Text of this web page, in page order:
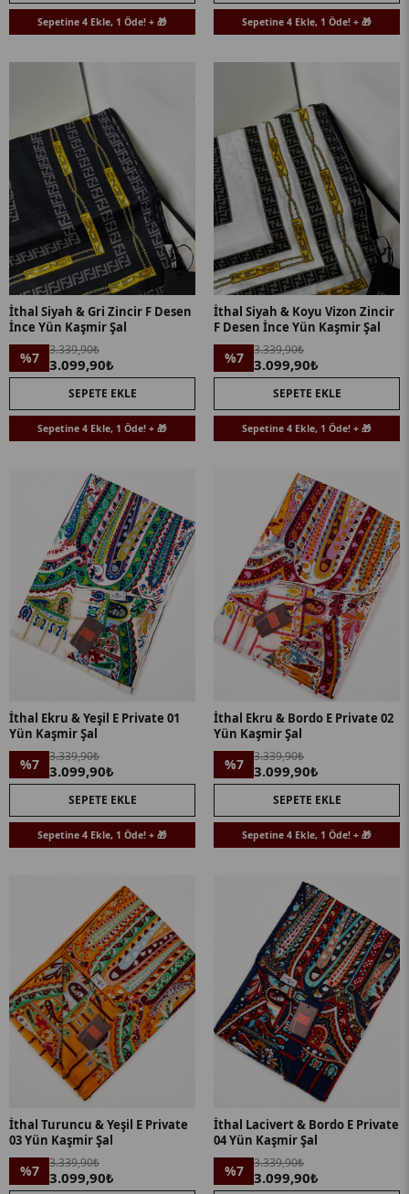
Sepetine 4 Ekle, 1 Öde! + 🎁 Sepetine 4 Ekle, 1 Öde! + 🎁
İthal Siyah & Gri Zincir F Desen
İnce Yün Kaşmir Şal
%7 3.339,90₺
3.099,90₺
SEPETE EKLE
Sepetine 4 Ekle, 1 Öde! + 🎁
İthal Siyah & Koyu Vizon Zincir
F Desen İnce Yün Kaşmir Şal
%7 3.339,90₺
3.099,90₺
SEPETE EKLE
Sepetine 4 Ekle, 1 Öde! + 🎁
İthal Ekru & Yeşil E Private 01
Yün Kaşmir Şal
%7 3.339,90₺
3.099,90₺
SEPETE EKLE
Sepetine 4 Ekle, 1 Öde! + 🎁
İthal Ekru & Bordo E Private 02
Yün Kaşmir Şal
%7 3.339,90₺
3.099,90₺
SEPETE EKLE
Sepetine 4 Ekle, 1 Öde! + 🎁
İthal Turuncu & Yeşil E Private
03 Yün Kaşmir Şal
%7 3.339,90₺
3.099,90₺
İthal Lacivert & Bordo E Private
04 Yün Kaşmir Şal
%7 3.339,90₺
3.099,90₺